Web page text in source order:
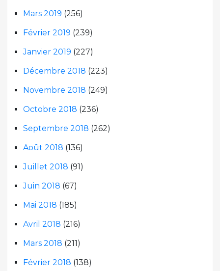
Mars 2019 (256)
Février 2019 (239)
Janvier 2019 (227)
Décembre 2018 (223)
Novembre 2018 (249)
Octobre 2018 (236)
Septembre 2018 (262)
Août 2018 (136)
Juillet 2018 (91)
Juin 2018 (67)
Mai 2018 (185)
Avril 2018 (216)
Mars 2018 (211)
Février 2018 (138)